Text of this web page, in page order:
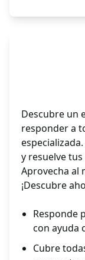
Descubre un
responder a
y resuelve
Aprovecha al
¡Descubre
Responde
con ayuda
Cubre